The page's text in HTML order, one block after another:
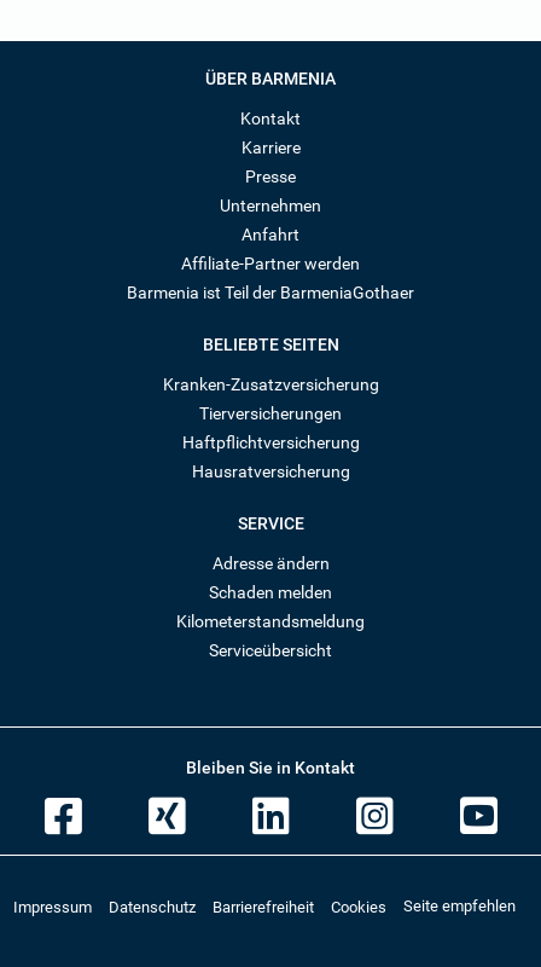
ÜBER BARMENIA
Kontakt
Karriere
Presse
Unternehmen
Anfahrt
Affiliate-Partner werden
Barmenia ist Teil der BarmeniaGothaer
BELIEBTE SEITEN
Kranken-Zusatzversicherung
Tierversicherungen
Haftpflichtversicherung
Hausratversicherung
SERVICE
Adresse ändern
Schaden melden
Kilometerstandsmeldung
Serviceübersicht
Bleiben Sie in Kontakt
Barmenia bei Facebook
Barmenia bei Xing
Barmenia
Impressum Datenschutz Barrierefreiheit Cookies Seite empfehlen